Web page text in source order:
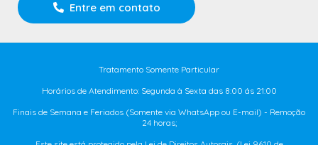
Entre em contato
Tratamento Somente Particular
Horários de Atendimento: Segunda à Sexta das 8:00 ás 21:00
Finais de Semana e Feriados (Somente via WhatsApp ou E-mail) - Remoção
24 horas;